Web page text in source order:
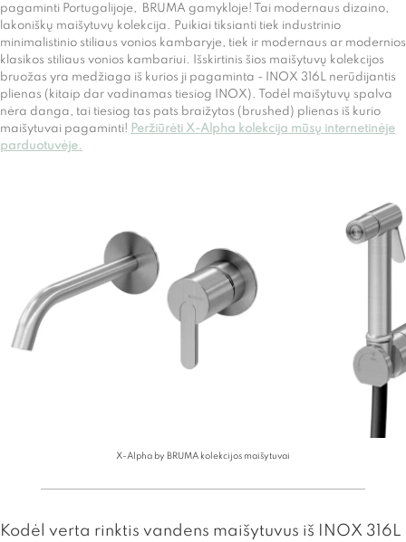
pagaminti Portugalijoje, BRUMA gamykloje! Tai modernaus dizaino,
lakoniškų maišytuvų kolekcija. Puikiai tiksianti tiek industrinio
minimalistinio stiliaus vonios kambaryje, tiek ir modernaus ar modernios
klasikos stiliaus vonios kambariui. Išskirtinis šios maišytuvų kolekcijos
bruožas yra medžiaga iš kurios ji pagaminta - INOX 316L nerūdijantis
plienas (kitaip dar vadinamas tiesiog INOX). Todėl maišytuvų spalva
nėra danga, tai tiesiog tas pats braižytas (brushed) plienas iš kurio
maišytuvai pagaminti! Peržiūrėti X-Alpha kolekcija mūsų internetinėje
parduotuvėje.
X-Alpha by BRUMA kolekcijos maišytuvai
Kodėl verta rinktis vandens maišytuvus iš INOX 316L